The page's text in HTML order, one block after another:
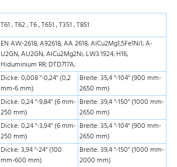
T61 , T62 , T6 , T651 , T351 , T851
EN AW-2618, A92618, AA 2618; AlCu2Mg1,5Fe1Ni1; A-
U2GN, AU2GN; AlCu2Mg2Ni; LW3.1924; H16,
Hiduminium RR; DTD717A;
Dicke: 0,008 "-0,24" (0,2
mm-6 mm)
Breite: 35,4 "-104" (900 mm-
2650 mm)
Dicke: 0,24 "-9,84" (6 mm-
250 mm)
Breite: 39,4 "-150" (1000 mm-
2650 mm)
Dicke: 0,24 "-3,94" (6 mm-
250 mm)
Breite: 35,4 "-104" (900 mm-
2650 mm)
Dicke: 3,94 "-24" (100
mm-600 mm)
Breite: 39,4 "-150" (1000 mm-
2000 mm)